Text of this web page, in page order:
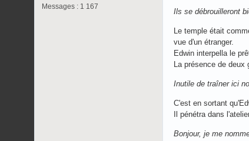
Messages : 1 167
Ils se débrouilleront
Le temple était
vue d'un étranger.
Edwin interpella le
La présence de deux
Inutile de traîner ici
C'est en sortant
Il pénétra dans
Bonjour, je me